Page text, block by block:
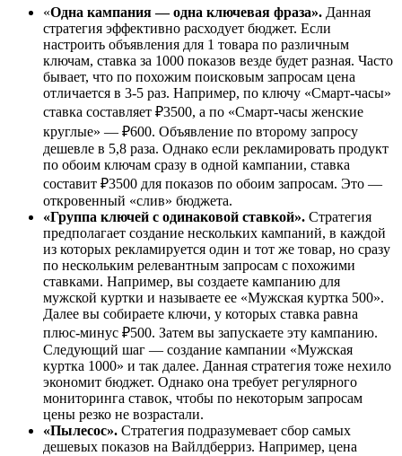
«Одна кампания — одна ключевая фраза». Данная
стратегия эффективно расходует бюджет. Если
настроить объявления для 1 товара по различным
ключам, ставка за 1000 показов везде будет разная. Часто
бывает, что по похожим поисковым запросам цена
отличается в 3-5 раз. Например, по ключу «Смарт-часы»
ставка составляет ₽3500, а по «Смарт-часы женские
круглые» — ₽600. Объявление по второму запросу
дешевле в 5,8 раза. Однако если рекламировать продукт
по обоим ключам сразу в одной кампании, ставка
составит ₽3500 для показов по обоим запросам. Это —
откровенный «слив» бюджета.
«Группа ключей с одинаковой ставкой». Стратегия
предполагает создание нескольких кампаний, в каждой
из которых рекламируется один и тот же товар, но сразу
по нескольким релевантным запросам с похожими
ставками. Например, вы создаете кампанию для
мужской куртки и называете ее «Мужская куртка 500».
Далее вы собираете ключи, у которых ставка равна
плюс-минус ₽500. Затем вы запускаете эту кампанию.
Следующий шаг — создание кампании «Мужская
куртка 1000» и так далее. Данная стратегия тоже нехило
экономит бюджет. Однако она требует регулярного
мониторинга ставок, чтобы по некоторым запросам
цены резко не возрастали.
«Пылесос». Стратегия подразумевает сбор самых
дешевых показов на Вайлдберриз. Например, цена